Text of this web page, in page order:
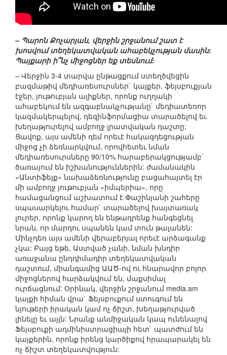
– Պարոն Քոչարյան, վերջին շրջանում շատ է
խոսվում տեղեկատվական ահաբեկչության մասին:
Պայքարի ի՞նչ միջոցներ եք տեսնում:
– Վերջին 3-4 տարվա ընթացքում ստեղծվեցին
բազմաթիվ մեդիառեսուրսներ` կայքեր, ֆեյսբուքյան
էջեր, յութուբյան ալիքներ, որոնք ուղղակի
ահաբեկում են ազգաբնակչությանը` մեդիատեռոր
կազմակերպելով, դեզինֆորմացիա տարածելով եւ
խեղաթյուրելով ամբողջ լրատվական դաշտը:
Ցավոք, այս ամենի դեմ որեւէ հակազդեցության
միջոց չի ձեռնարկվում, որովհետեւ նման
մեդիառեսուրսները 90/10% հարաբերակցությամբ`
ծառայում են իշխանություններին: ժամանակին
«Անտիֆեյք» նախաձեռնությունը բացահայտել էր
մի ամբողջ յութուբյան «իմպերիա», որը
համացանցում աշխատում է Փաշինյանի շահերը
սպասարկելու համար` տարածելով խայտառակ
լուրեր, որոնք կարող են ենթադրենք հանգեցնել
նրան, որ մարդու սպանեն կամ տուն թալանեն:
Մինչդեռ այս ամենի վերաբերյալ որեւէ արձագանք
չկա: Բայց եթե, Աստված չանի, նման խնդիր
առաջանա ընդդիմադիր տեղեկատվական
դաշտում, միանգամից ԱԱԾ-ով ու հնարավոր բոլոր
միջոցներով հարձակվում են, մաքսիմալ
ուրճացնում: Օրինակ, վերջին շրջանում media.am
կայքի հիման վրա` Ֆեյսբուքում ստուգում են
նյութերի իրական կամ ոչ ճիշտ, խեղաթյուրված
լինելը եւ այլն: Նրանք անմիջական կապ ունենալով
Ֆեյսբուքի ադմինիստրացիայի հետ` պատժում են
կայքերին, որոնք իրենց կարծիքով հրապարակել են
ոչ ճիշտ տեղեկատվություն: